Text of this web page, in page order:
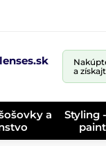
a
a
Styling